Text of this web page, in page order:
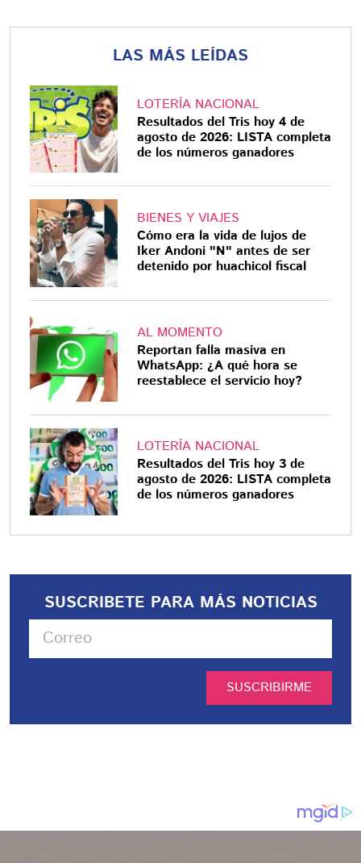
LAS MÁS LEÍDAS
LOTERÍA NACIONAL
Resultados del Tris hoy 4 de
agosto de 2026: LISTA completa
de los números ganadores
BIENES Y VIAJES
Cómo era la vida de lujos de
Iker Andoni "N" antes de ser
detenido por huachicol fiscal
AL MOMENTO
Reportan falla masiva en
WhatsApp: ¿A qué hora se
reestablece el servicio hoy?
LOTERÍA NACIONAL
Resultados del Tris hoy 3 de
agosto de 2026: LISTA completa
de los números ganadores
SUSCRIBETE PARA MÁS NOTICIAS
SUSCRIBIRME